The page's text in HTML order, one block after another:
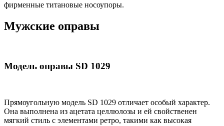
фирменные титановые носоупоры.
Мужские оправы
Модель оправы SD 1029
Прямоугольную модель SD 1029 отличает особый характер.
Она выполнена из ацетата целлюлозы и ей свойственен
мягкий стиль с элементами ретро, ​​такими как высокая